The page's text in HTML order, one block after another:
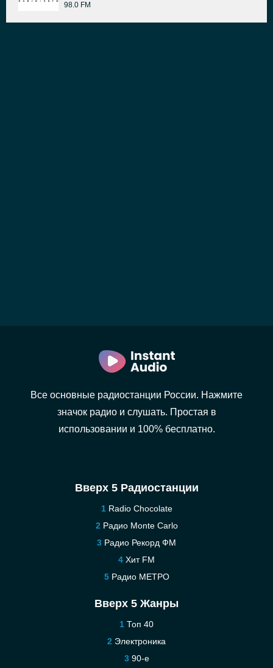
98.0 FM
Все основные радиостанции России. Нажмите
значок радио и слушать. Простая в
использовании и 100% бесплатно.
Вверх 5 Радиостанции
Radio Chocolate
Радио Monte Carlo
Радио Рекорд ФМ
Хит FM
Радио МЕТРО
Вверх 5 Жанры
Топ 40
Электроника
90-е